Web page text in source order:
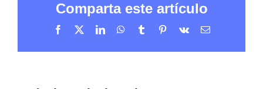
Comparta este artículo
Facebook
X LinkedInWhatsApp
TumblrPinterest
Vk
Correo